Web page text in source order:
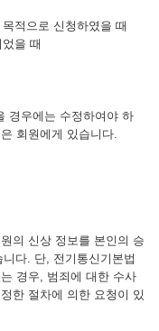
적으로 신청하였을 때
을 때
경우에는 수정하여야 하
회원에게 있습니다.
의 신상 정보를 본인의 승
다. 단, 전기통신기본법
경우, 범죄에 대한 수사
한 절차에 의한 요청이 있